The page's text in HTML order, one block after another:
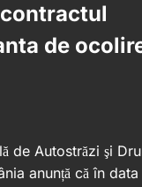
de
de Autostrăzi şi
anunță că în